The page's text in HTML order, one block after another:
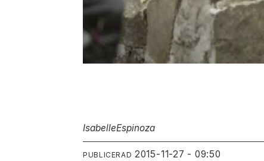
IsabelleEspinoza
PUBLICERAD 2015-11-27 - 09:50